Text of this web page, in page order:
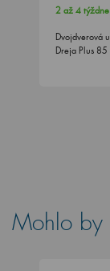
2 až 4 týždne
Dvojdverová
Dreja Plus 85
Mohlo by